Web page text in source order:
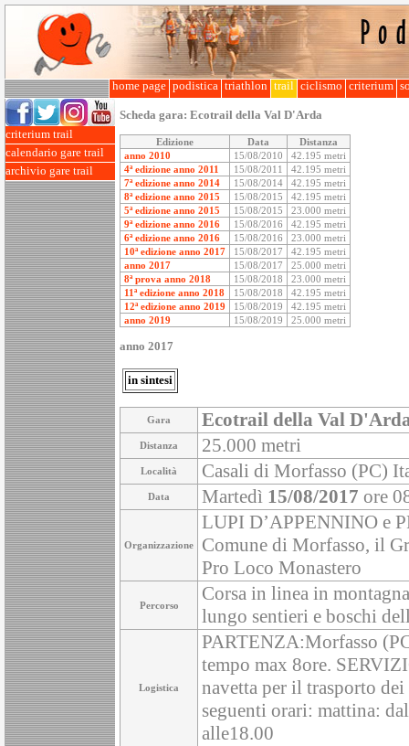
home page podistica triathlon trail ciclismo criterium
criterium trail
calendario gare trail
archivio gare trail
Scheda gara: Ecotrail della Val D'Arda
Edizione Data
Distanza
anno 2010
15/08/2010
42.195 metri
4ª edizione anno 2011
15/08/2011
42.195 metri
7ª edizione anno 2014
15/08/2014
42.195 metri
8ª edizione anno 2015
15/08/2015
42.195 metri
5ª edizione anno 2015
15/08/2015
23.000 metri
9ª edizione anno 2016
15/08/2016
42.195 metri
6ª edizione anno 2016
15/08/2016
23.000 metri
10ª edizione anno 2017
15/08/2017
42.195 metri
anno 2017
15/08/2017
25.000 metri
8ª prova anno 2018
15/08/2018
23.000 metri
11ª edizione anno 2018
15/08/2018
42.195 metri
12ª edizione anno 2019
15/08/2019
42.195 metri
anno 2019
15/08/2019 25.000 metri
anno 2017
in sintesi
Gara Ecotrail della Val
Distanza 25.000 metri
Località Casali di Morfasso (PC)
Data Martedì 15/08/2017 ore
Organizzazione
LUPI D’APPENNINO e
Comune di Morfasso, il
Pro Loco Monastero
Percorso
Corsa in linea in
lungo sentieri e boschi
Logistica
PARTENZA:Morfasso
tempo max 8ore.
navetta per il trasporto
seguenti orari: mattina:
alle18.00